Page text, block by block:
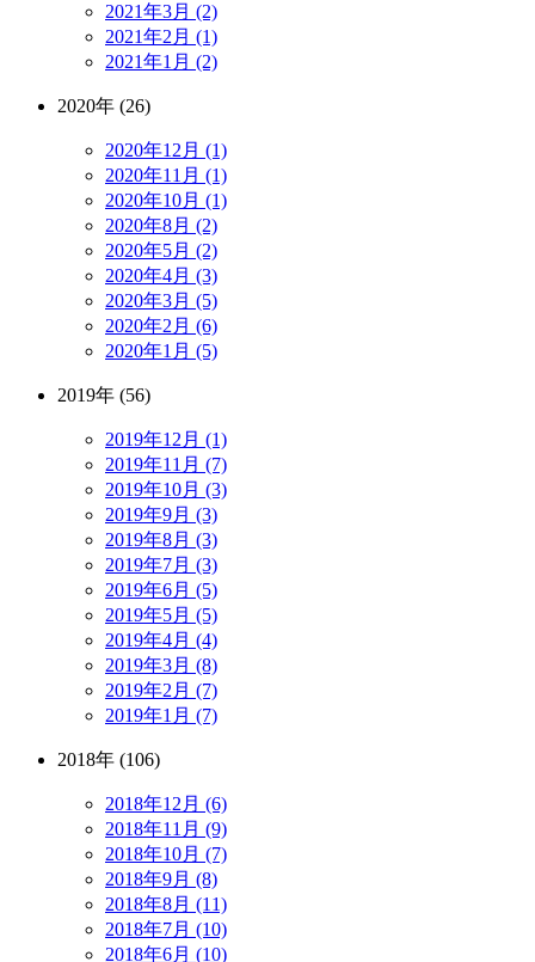
2021年3月 (2)
2021年2月 (1)
2021年1月 (2)
2020年 (26)
2020年12月 (1)
2020年11月 (1)
2020年10月 (1)
2020年8月 (2)
2020年5月 (2)
2020年4月 (3)
2020年3月 (5)
2020年2月 (6)
2020年1月 (5)
2019年 (56)
2019年12月 (1)
2019年11月 (7)
2019年10月 (3)
2019年9月 (3)
2019年8月 (3)
2019年7月 (3)
2019年6月 (5)
2019年5月 (5)
2019年4月 (4)
2019年3月 (8)
2019年2月 (7)
2019年1月 (7)
2018年 (106)
2018年12月 (6)
2018年11月 (9)
2018年10月 (7)
2018年9月 (8)
2018年8月 (11)
2018年7月 (10)
2018年6月 (10)